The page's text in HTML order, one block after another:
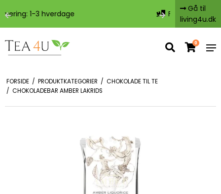
Fragt fra 29,-
Gå til
living4u.dk
0
FORSIDE / PRODUKTKATEGORIER / CHOKOLADE TIL TE
/ CHOKOLADEBAR AMBER LAKRIDS